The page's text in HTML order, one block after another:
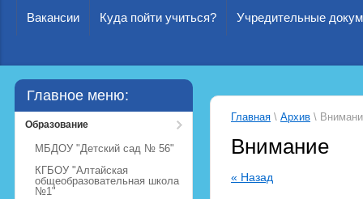
Вакансии Куда пойти учиться? Учредительные
Главное меню:
Образование
МБДОУ "Детский сад № 56"
КГБОУ "Алтайская
общеобразовательная школа
№1"
Главная \ Архив \
Внимание
« Назад